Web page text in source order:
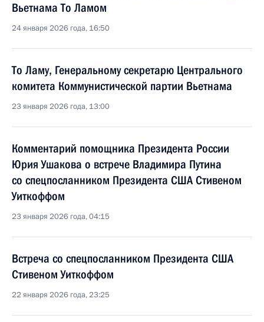
Вьетнама То Ламом
24 января 2026 года, 16:50
То Ламу, Генеральному секретарю Центрального
комитета Коммунистической партии Вьетнама
23 января 2026 года, 13:00
Комментарий помощника Президента России
Юрия Ушакова о встрече Владимира Путина
со спецпосланником Президента США Стивеном
Уиткоффом
23 января 2026 года, 04:15
Встреча со спецпосланником Президента США
Стивеном Уиткоффом
22 января 2026 года, 23:25